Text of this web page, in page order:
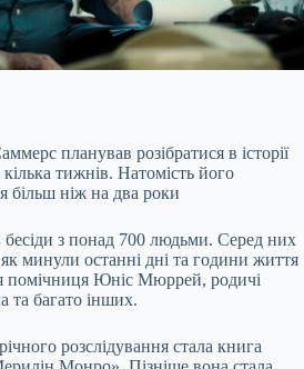
планував розібратися в історії
тижнів. Натомість його
більш ніж на два роки
з понад 700 людьми. Серед них
минули останні дні та години життя
помічниця Юніс Мюррей, родичі
та багато інших.
розслідування стала книга